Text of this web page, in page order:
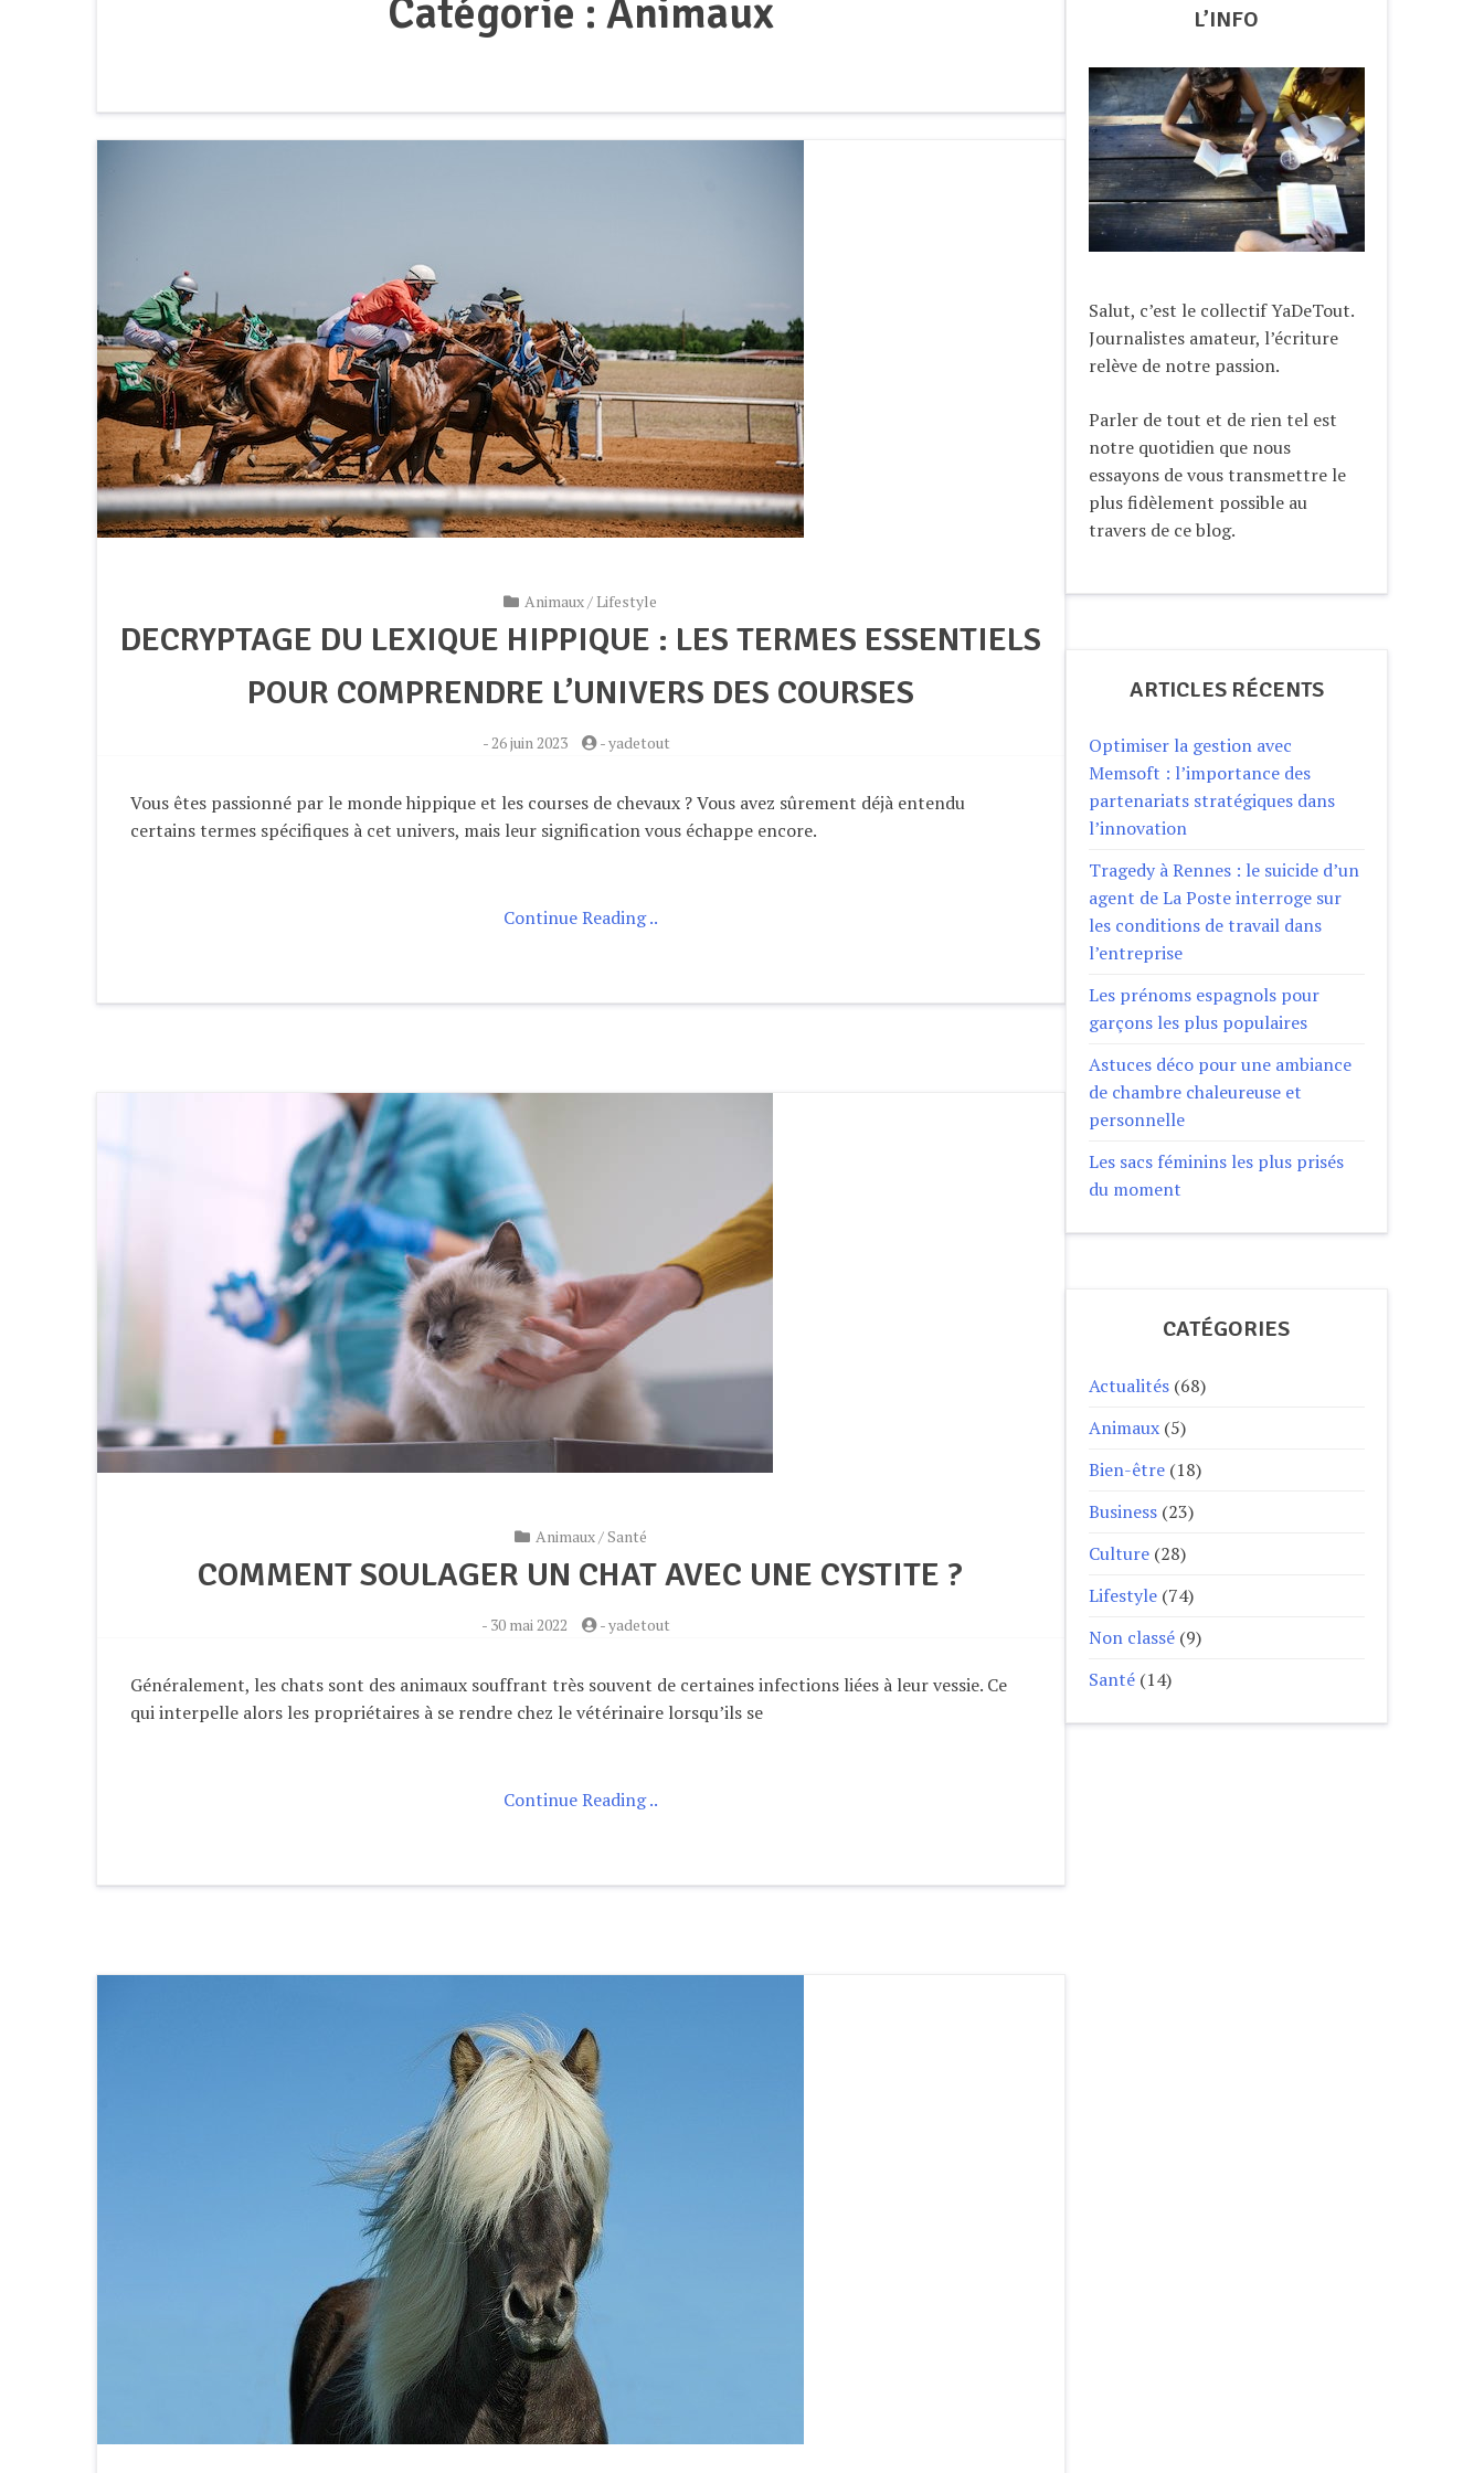
Catégorie : Animaux
Animaux /Lifestyle
DECRYPTAGE DU LEXIQUE HIPPIQUE : LES TERMES ESSENTIELS
POUR COMPRENDRE L’UNIVERS DES COURSES
- 26 juin 2023 -yadetout
Vous êtes passionné par le monde hippique et les courses de chevaux ? Vous avez sûrement déjà entendu
certains termes spécifiques à cet univers, mais leur signification vous échappe encore.
Continue Reading ..
Animaux/Santé
COMMENT SOULAGER UN CHAT AVEC UNE CYSTITE ?
- 30 mai 2022 -yadetout
Généralement, les chats sont des animaux souffrant très souvent de certaines infections liées à leur vessie. Ce
qui interpelle alors les propriétaires à se rendre chez le vétérinaire lorsqu’ils se
Continue Reading ..
L’INFO
Salut, c’est le collectif YaDeTout.
Journalistes amateur, l’écriture
relève de notre passion.
Parler de tout et de rien tel est
notre quotidien que nous
essayons de vous transmettre le
plus fidèlement possible au
travers de ce blog.
ARTICLES RÉCENTS
Optimiser la gestion avec
Memsoft : l’importance des
partenariats stratégiques dans
l’innovation
Tragedy à Rennes : le suicide d’un
agent de La Poste interroge sur
les conditions de travail dans
l’entreprise
Les prénoms espagnols pour
garçons les plus populaires
Astuces déco pour une ambiance
de chambre chaleureuse et
personnelle
Les sacs féminins les plus prisés
du moment
CATÉGORIES
Actualités(68)
Animaux(5)
Bien-être(18)
Business(23)
Culture(28)
Lifestyle(74)
Non classé(9)
Santé(14)